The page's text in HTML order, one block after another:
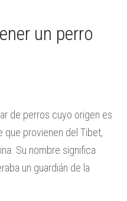
un perro
de perros cuyo origen es
provienen del Tibet,
Su nombre significa
un guardián de la